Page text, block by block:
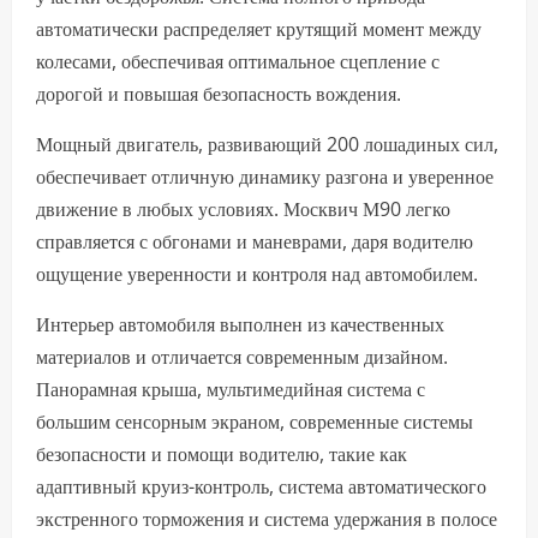
автоматически распределяет крутящий момент между
колесами, обеспечивая оптимальное сцепление с
дорогой и повышая безопасность вождения.
Мощный двигатель, развивающий 200 лошадиных сил,
обеспечивает отличную динамику разгона и уверенное
движение в любых условиях. Москвич М90 легко
справляется с обгонами и маневрами, даря водителю
ощущение уверенности и контроля над автомобилем.
Интерьер автомобиля выполнен из качественных
материалов и отличается современным дизайном.
Панорамная крыша, мультимедийная система с
большим сенсорным экраном, современные системы
безопасности и помощи водителю, такие как
адаптивный круиз-контроль, система автоматического
экстренного торможения и система удержания в полосе